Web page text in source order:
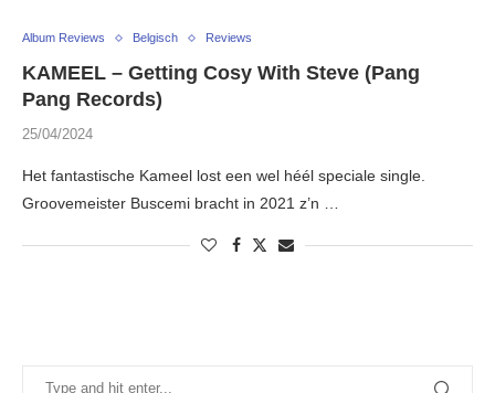
Album Reviews Belgisch Reviews
KAMEEL – Getting Cosy With Steve (Pang
Pang Records)
25/04/2024
Het fantastische Kameel lost een wel héél speciale single.
Groovemeister Buscemi bracht in 2021 z’n …